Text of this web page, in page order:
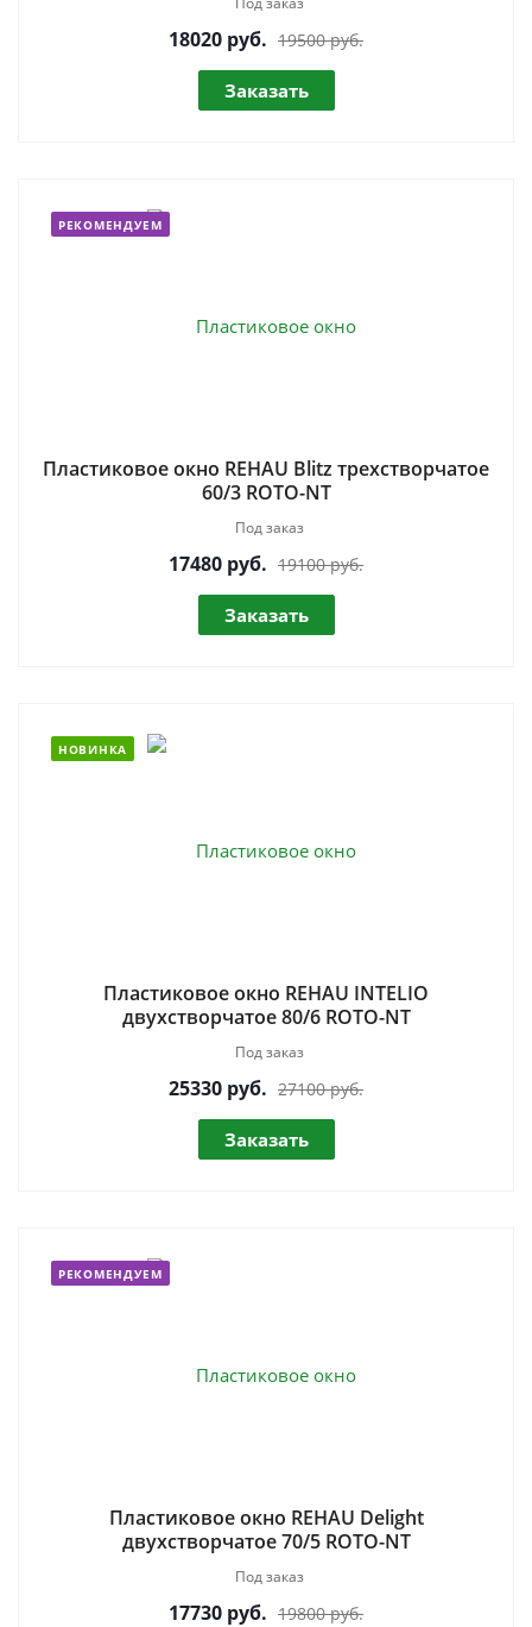
18020 руб. 19500 руб.
Заказать
РЕКОМЕНДУЕМ
Пластиковое окно REHAU Blitz трехстворчатое
60/3 ROTO-NT
Под заказ
17480 руб. 19100 руб.
Заказать
НОВИНКА
Пластиковое окно REHAU INTELIO
двухстворчатое 80/6 ROTO-NT
Под заказ
25330 руб. 27100 руб.
Заказать
РЕКОМЕНДУЕМ
Пластиковое окно REHAU Delight
двухстворчатое 70/5 ROTO-NT
Под заказ
17730 руб. 19800 руб.